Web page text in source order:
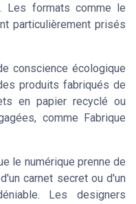
Les formats comme le
particulièrement prisés
conscience écologique
produits fabriqués de
en papier recyclé ou
comme Fabrique
le numérique prenne de
d'uncarnet secretou d'un
Les designers